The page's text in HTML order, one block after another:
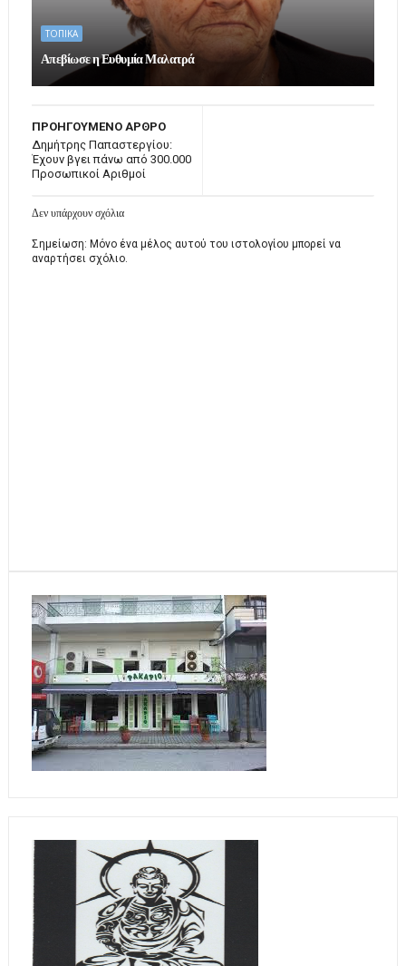
ΤΟΠΙΚΑ
Απεβίωσε η Ευθυμία Μαλατρά
ΠΡΟΗΓΟΥΜΕΝΟ ΑΡΘΡΟ
Δημήτρης Παπαστεργίου:
Έχουν βγει πάνω από 300.000
Προσωπικοί Αριθμοί
Δεν υπάρχουν σχόλια
Σημείωση: Μόνο ένα μέλος αυτού του ιστολογίου μπορεί να
αναρτήσει σχόλιο.